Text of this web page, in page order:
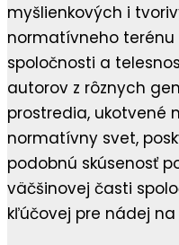
myšlienkových i
normatívneho terénu
spoločnosti a
autorov z rôznych
prostredia, ukotvené
normatívny svet,
podobnú skúsenosť
väčšinovej časti
kľúčovej pre nádej